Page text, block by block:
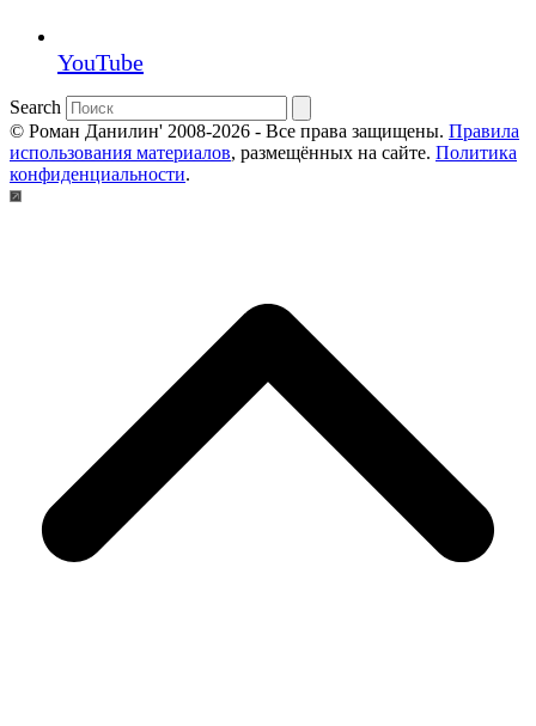
YouTube
Search
© Роман Данилин' 2008-2026 - Все права защищены. Правила
использования материалов, размещённых на сайте. Политика
конфиденциальности.